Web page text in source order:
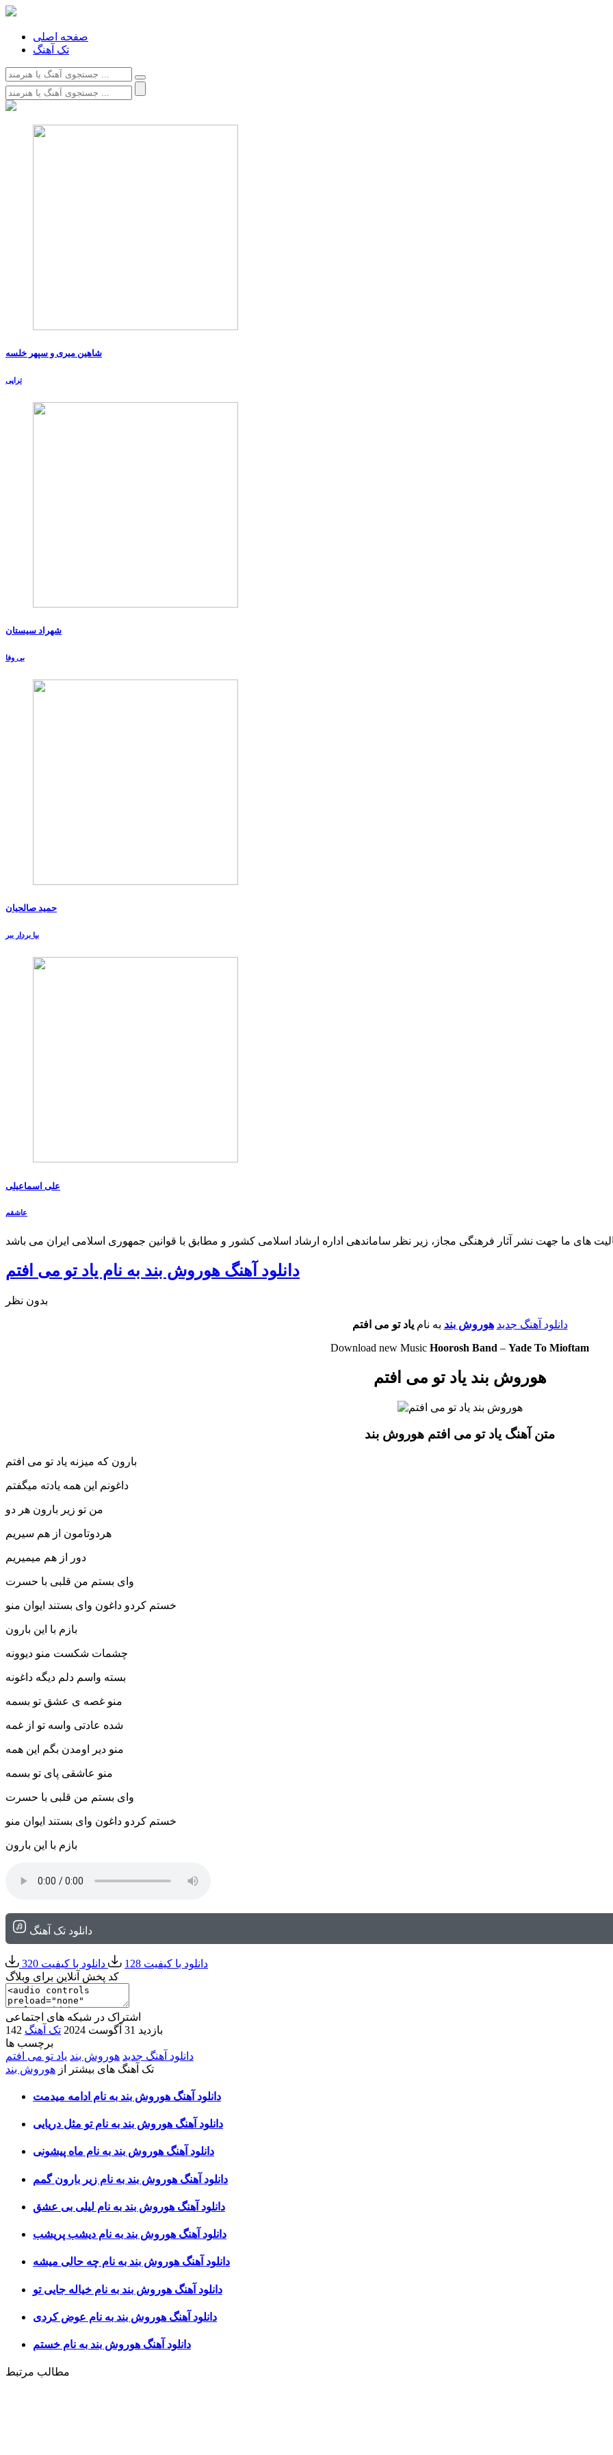
صفحه اصلی
تک آهنگ
شاهین میری و سپهر خلسه
تراپی
شهراد سیستان
بی وفا
حمید صالحیان
بیا بردار ببر
علی اسماعیلی
عاشقم
های ما جهت نشر آثار فرهنگی مجاز، زیر نظر ساماندهی اداره ارشاد اسلامی کشور و مطابق با قوانین جمهوری اسلامی ایران می باشد
دانلود آهنگ هوروش بند به نام یاد تو می افتم
بدون نظر
دانلود آهنگ جدید هوروش بند به نامیاد تو می افتم
Download new Music Hoorosh Band – Yade To Mioftam
هوروش بند یاد تو می افتم
متن آهنگ یاد تو می افتم هوروش بند
بارون که میزنه یاد تو می افتم
داغونم این همه یادته میگفتم
من تو زیر بارون هر دو
هردوتامون از هم سیریم
دور از هم میمیریم
وای بستم من قلبی با حسرت
خستم کردو داغون وای بستند ایوان منو
بازم با این بارون
چشمات شکست منو دیوونه
بسته واسم دلم دیگه داغونه
منو غصه ی عشق تو بسمه
شده عادتی واسه تو از غمه
منو دیر اومدن بگم این همه
منو عاشقی پای تو بسمه
وای بستم من قلبی با حسرت
خستم کردو داغون وای بستند ایوان منو
بازم با این بارون
دانلود تک آهنگ
دانلود با کیفیت 128
دانلود با کیفیت 320
کد پخش آنلاین برای وبلاگ
اشتراک در شبکه های اجتماعی
142 بازدید 31 آگوست 2024
تک آهنگ
برچسب ها
دانلود آهنگ جدید هوروش بند یاد تو می افتم
تک آهنگ های بیشتر از هوروش بند
دانلود آهنگ هوروش بند به نام ادامه میدمت
دانلود آهنگ هوروش بند به نام تو مثل دریایی
دانلود آهنگ هوروش بند به نام ماه پیشونی
دانلود آهنگ هوروش بند به نام زیر بارون گمم
دانلود آهنگ هوروش بند به نام لیلی بی عشق
دانلود آهنگ هوروش بند به نام دیشب پریشب
دانلود آهنگ هوروش بند به نام چه حالی میشه
دانلود آهنگ هوروش بند به نام خیاله جایی تو
دانلود آهنگ هوروش بند به نام عوض کردی
دانلود آهنگ هوروش بند به نام خستم
مطالب مرتبط